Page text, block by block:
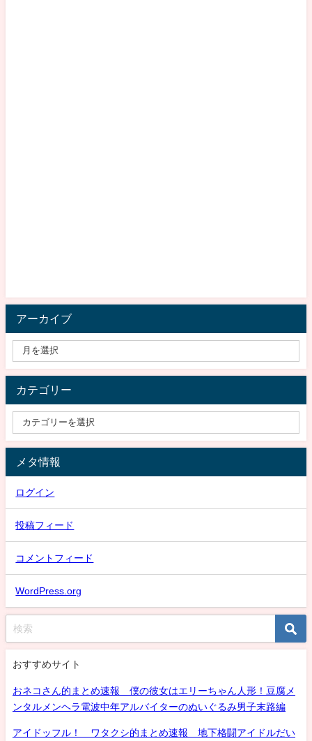
アーカイブ
カテゴリー
メタ情報
ログイン
投稿フィード
コメントフィード
WordPress.org
おすすめサイト
おネコさん的まとめ速報 僕の彼女はエリーちゃん人形！豆腐メ
ンタルメンヘラ電波中年アルバイターのぬいぐるみ男子末路編
アイドッフル！ ワタクシ的まとめ速報 地下格闘アイドルだい